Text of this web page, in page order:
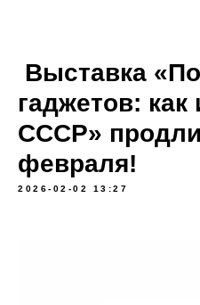
Выставка
гаджетов: как
СССР»
февраля!
2026-02-02 13:27